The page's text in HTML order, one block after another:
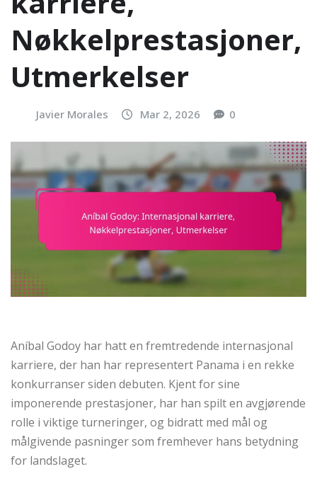
Nøkkelprestasjoner,
Utmerkelser
Javier Morales Mar 2, 2026 0
Aníbal Godoy har hatt en fremtredende internasjonal
karriere, der han har representert Panama i en rekke
konkurranser siden debuten. Kjent for sine
imponerende prestasjoner, har han spilt en avgjørende
rolle i viktige turneringer, og bidratt med mål og
målgivende pasninger som fremhever hans betydning
for landslaget.